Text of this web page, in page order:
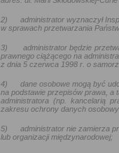
2) administrator wyznaczył
w sprawach przetwarzania
3) administrator będzie
prawnego ciążącego na
z dnia 5 czerwca 1998 r. o
4) dane osobowe mogą być
na podstawie przepisów prawa, a
administratora (np. kancelarią
zakresu ochrony danych
5) administrator nie zamierza
lub organizacji międzynarodowej;